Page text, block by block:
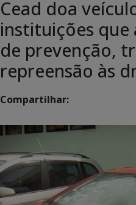
Cead doa
instituições que
de prevenção,
repreensão às
Compartilhar: